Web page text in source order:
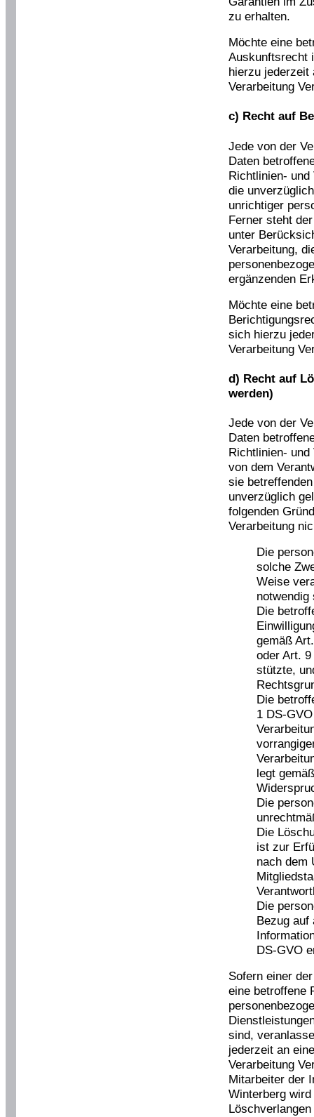
zu erhalten.
Möchte eine
Auskunftsrecht
hierzu jederzeit
Verarbeitung
c) Recht auf
Jede von der
Daten
Richtlinien- und
die
unrichtiger
Ferner steht
unter
Verarbeitung,
ergänzenden
Möchte eine
sich hierzu
Verarbeitung
d) Recht auf
werden)
Jede von der
Daten
Richtlinien- und
von dem
sie
unverzüglich
folgenden
Verarbeitung
Die
solche
Weise
notwendig
Die
gemäß
oder Art.
stützte,
Die
1 DS-
legt
Die
Die
ist zur
nach dem
Die
Bezug auf
DS-GVO
Sofern einer
eine betroffene
sind,
jederzeit an
Verarbeitung
Mitarbeiter der
Winterberg